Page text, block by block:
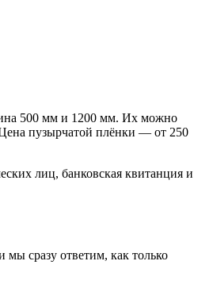
500 мм и 1200 мм. Их можно
пузырчатой плёнки — от 250
лиц, банковская квитанция и
сразу ответим, как только